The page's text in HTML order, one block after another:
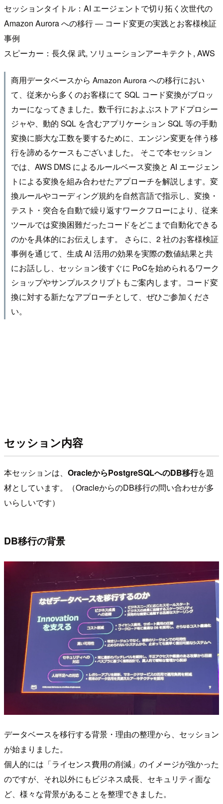
セッションタイトル：AI エージェントで切り拓く次世代の
Amazon Aurora への移行 ― コード変更の実践とお客様検証
事例
スピーカー：長久保 武, ソリューションアーキテクト, AWS
商用データベースから Amazon Aurora への移行におい
て、従来から多くのお客様にて SQL コード変換がブロッ
カーになってきました。数千行におよぶストアドプロシー
ジャや、動的 SQL を含むアプリケーション SQL 等の手動
変換に膨大な工数を要するために、エンジン変更を伴う移
行を諦めるケースもございました。 そこで本セッション
では、AWS DMS によるルールベース変換と AI エージェン
トによる変換を組み合わせたアプローチを解説します。変
換ルールやコーディング規約を自然言語で指示し、変換・
テスト・突合を自動で繰り返すワークフローにより、従来
ツールでは変換困難だったコードをどこまで自動化できる
のかを具体的にお伝えします。 さらに、2 社のお客様検証
事例を通じて、生成 AI 活用の効果を実際の数値結果と共
にお話しし、セッション後すぐに PoCを始められるワーク
ショップやサンプルスクリプトもご案内します。コード変
換に対する新たなアプローチとして、ぜひご参加くださ
い。
セッション内容
本セッションは、 OracleからPostgreSQLへのDB移行を題
材としています。（OracleからのDB移行の問い合わせが多
いらしいです）
DB移行の背景
データベースを移行する背景・理由の整理から、セッション
が始まりました。
個人的には「ライセンス費用の削減」のイメージが強かった
のですが、それ以外にもビジネス成長、セキュリティ面な
ど、様々な背景があることを整理できました。